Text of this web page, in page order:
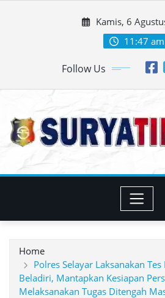
Kamis, 6
11:47 am
Follow Us
Home
Polres Selayar Laksanakan
Beladiri, Mantapkan Kesiapan
Melaksanakan Tugas Ditengah